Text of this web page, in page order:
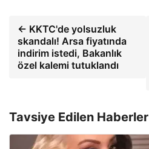
← KKTC'de yolsuzluk
skandalı! Arsa fiyatında
indirim istedi, Bakanlık
özel kalemi tutuklandı
Tavsiye Edilen Haberler